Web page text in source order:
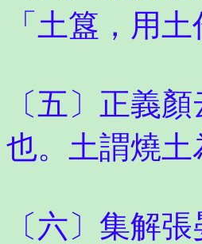
「土簋，用土
〔五〕正義
也。土謂燒
〔六〕集解